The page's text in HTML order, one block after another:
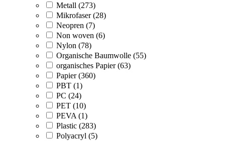
Metall (273)
Mikrofaser (28)
Neopren (7)
Non woven (6)
Nylon (78)
Organische Baumwolle (55)
organisches Papier (63)
Papier (360)
PBT (1)
PC (24)
PET (10)
PEVA (1)
Plastic (283)
Polyacryl (5)